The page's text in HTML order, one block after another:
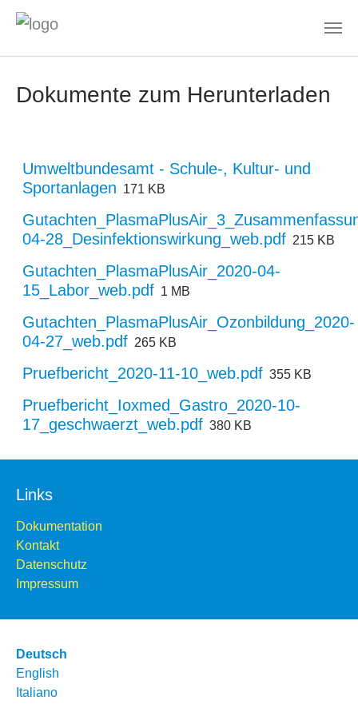
Dokumente zum Herunterladen
Umweltbundesamt - Schule-, Kultur- und
Sportanlagen 171 KB
04-28_Desinfektionswirkung_web.pdf 215 KB
Gutachten_PlasmaPlusAir_2020-04-
15_Labor_web.pdf 1 MB
Gutachten_PlasmaPlusAir_Ozonbildung_2020-
04-27_web.pdf 265 KB
Pruefbericht_2020-11-10_web.pdf 355 KB
Pruefbericht_Ioxmed_Gastro_2020-10-
17_geschwaerzt_web.pdf 380 KB
Links
Dokumentation
Kontakt
Datenschutz
Impressum
Deutsch
English
Italiano